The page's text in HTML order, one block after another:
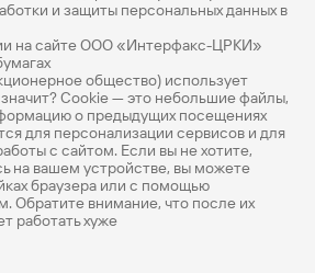
3 месяца
и защиты персональных данных в
на сайте ООО «Интерфакс-ЦРКИ»
общество) использует
значит? Сookie — это небольшие файлы,
о предыдущих посещениях
для персонализации сервисов и для
с сайтом. Если вы не хотите,
на вашем устройстве, вы можете
браузера или с помощью
Обратите внимание, что после их
работать хуже